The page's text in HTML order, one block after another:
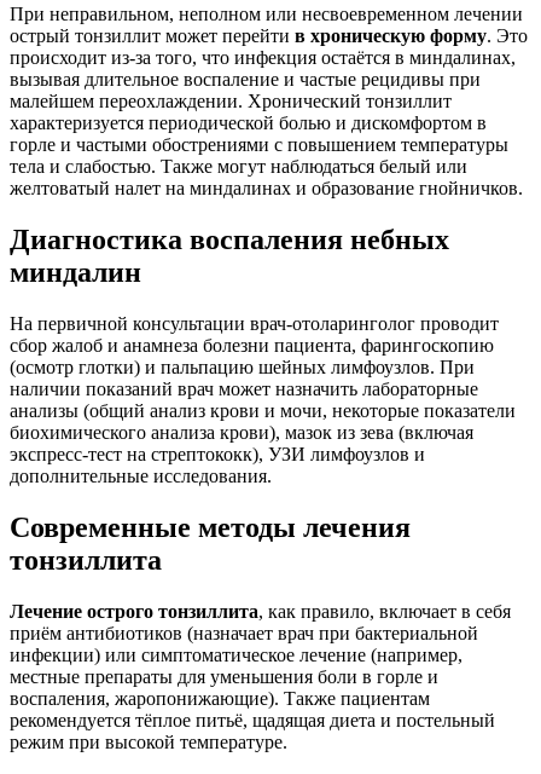
При неправильном, неполном или несвоевременном лечении
острый тонзиллит может перейти в хроническую форму. Это
происходит из-за того, что инфекция остаётся в миндалинах,
вызывая длительное воспаление и частые рецидивы при
малейшем переохлаждении. Хронический тонзиллит
характеризуется периодической болью и дискомфортом в
горле и частыми обострениями с повышением температуры
тела и слабостью. Также могут наблюдаться белый или
желтоватый налет на миндалинах и образование гнойничков.
Диагностика воспаления небных
миндалин
На первичной консультации врач-отоларинголог проводит
сбор жалоб и анамнеза болезни пациента, фарингоскопию
(осмотр глотки) и пальпацию шейных лимфоузлов. При
наличии показаний врач может назначить лабораторные
анализы (общий анализ крови и мочи, некоторые показатели
биохимического анализа крови), мазок из зева (включая
экспресс‑тест на стрептококк), УЗИ лимфоузлов и
дополнительные исследования.
Современные методы лечения
тонзиллита
Лечение острого тонзиллита, как правило, включает в себя
приём антибиотиков (назначает врач при бактериальной
инфекции) или симптоматическое лечение (например,
местные препараты для уменьшения боли в горле и
воспаления, жаропонижающие). Также пациентам
рекомендуется тёплое питьё, щадящая диета и постельный
режим при высокой температуре.